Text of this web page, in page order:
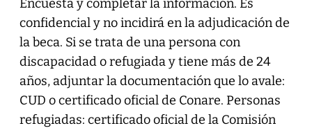
Encuesta y completar la información. Es
confidencial y no incidirá en la adjudicación de
la beca. Si se trata de una persona con
discapacidad o refugiada y tiene más de 24
años, adjuntar la documentación que lo avale:
CUD o certificado oficial de Conare. Personas
refugiadas: certificado oficial de la Comisión